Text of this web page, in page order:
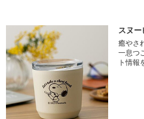
スヌー
癒やさ
一息つ
ト情報